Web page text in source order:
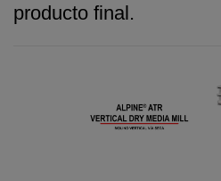
producto final.